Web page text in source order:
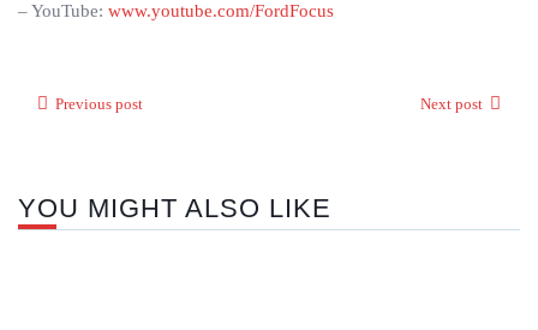
– YouTube: www.youtube.com/FordFocus
Previous post Next post
YOU MIGHT ALSO LIKE